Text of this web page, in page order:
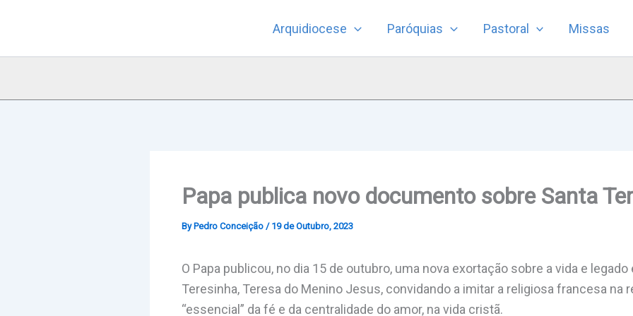
Arquidiocese Paróquias Pastoral Missas
Papa publica novo documento sobre Santa
By Pedro Conceição / 19 de Outubro, 2023
O Papa publicou, no dia 15 de outubro, uma nova exortação sobre a vida e
Teresinha, Teresa do Menino Jesus, convidando a imitar a religiosa francesa na
“essencial” da fé e da centralidade do amor, na vida cristã.